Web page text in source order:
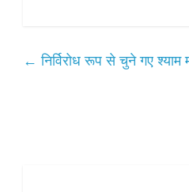
A ok r
← निर्विरोध रूप से चुने गए श्याम